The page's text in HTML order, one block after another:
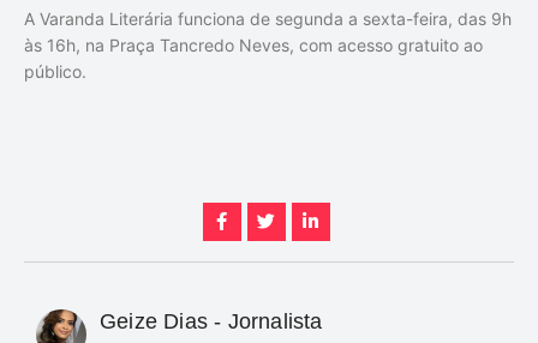
A Varanda Literária funciona de segunda a sexta-feira, das 9h
às 16h, na Praça Tancredo Neves, com acesso gratuito ao
público.
Geize Dias - Jornalista